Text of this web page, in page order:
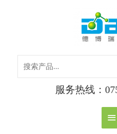
主
菜
单
服务热线：